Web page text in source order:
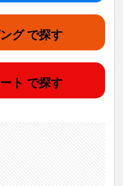
グ で探す
ト で探す